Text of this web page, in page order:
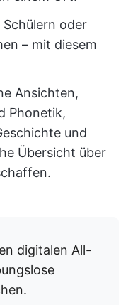
Schülern oder
– mit diesem
Ansichten,
Phonetik,
und
Übersicht über
digitalen All-